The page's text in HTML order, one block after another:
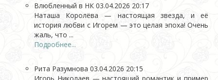
Влюбленный в НК 03.04.2026 20:17
Наташа Королёва — настоящая звезда, и её
история любви с Игорем — это целая эпоха! Очень
жаль, что ...
Подробнее...
Рита Разумнова 03.04.2026 20:15